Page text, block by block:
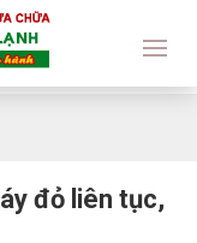
đỏ liên tục,